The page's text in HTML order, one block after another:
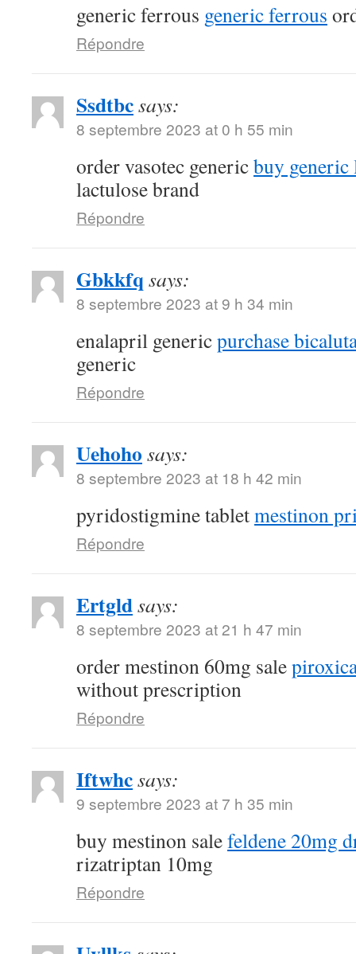
generic ferrous generic ferrous
Répondre
Ssdtbcsays:
8 septembre 2023 at 0 h 55 min
order vasotec genericbuy generic
lactulose brand
Répondre
Gbkkfq says:
8 septembre 2023 at 9 h 34 min
enalapril genericpurchase
generic
Répondre
Uehoho says:
8 septembre 2023 at 18 h 42 min
pyridostigmine tabletmestinon
Répondre
Ertgldsays:
8 septembre 2023 at 21 h 47 min
order mestinon 60mg sale
without prescription
Répondre
Iftwhcsays:
9 septembre 2023 at 7 h 35 min
buy mestinon salefeldene 20mg
rizatriptan 10mg
Répondre